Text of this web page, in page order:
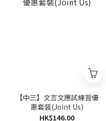
【中三】文言文應試練習優
惠套裝(Joint Us)
HK$146.00